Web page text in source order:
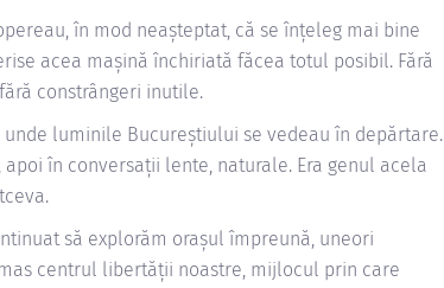
în mod neașteptat, că se înțeleg mai bine
acea mașină închiriată făcea totul posibil. Fără
constrângeri inutile.
luminile Bucureștiului se vedeau în depărtare.
în conversații lente, naturale. Era genul acela
să explorăm orașul împreună, uneori
centrul libertății noastre, mijlocul prin care